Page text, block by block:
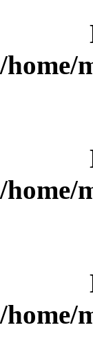
/home/
/home/
/home/